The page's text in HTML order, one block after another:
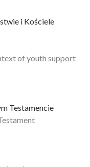
i Kościele
of youth support
Testamencie